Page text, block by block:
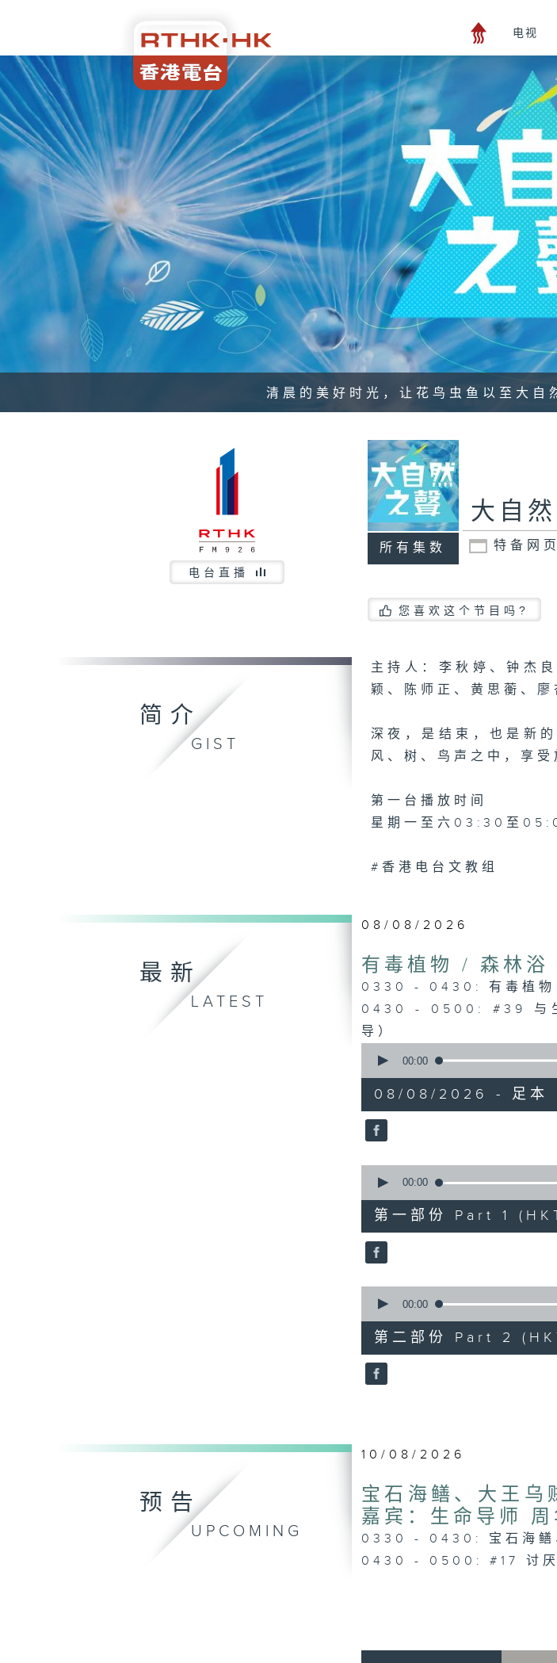
电视
清晨的美好时光，让花鸟虫鱼以至大自
电台直播
所有集数
大自
特备网页
您喜欢这个节目吗?
简介
GIST
主持人：李秋婷、钟杰
颖、陈师正、黄思蘅、廖
深夜，是结束，也是新
风、树、鸟声之中，享受
第一台播放时间
星期一至六03:30至
#香港电台文教组
最新
LATEST
08/08/2026
有毒植物 / 森林浴
0330 - 0430: 有毒植物
0430 - 0500: #39 与
导）
seconds
hour,
26
minutes,
0
90%
00:00
08/08/2026 - 足
seconds
30
minutes,
0
seconds
90%
00:00
第一部份 Part 1
seconds
56
minutes,
9
seconds
90%
00:00
第二部份 Part 2
预告
UPCOMING
10/08/2026
宝石海鳝、大王
嘉宾：生命导师 周
0330 - 0430: 宝石海鳝
0430 - 0500: #17 讨厌